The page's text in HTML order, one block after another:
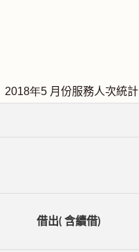
2018年5 月份服務人次統計
借出( 含續借)